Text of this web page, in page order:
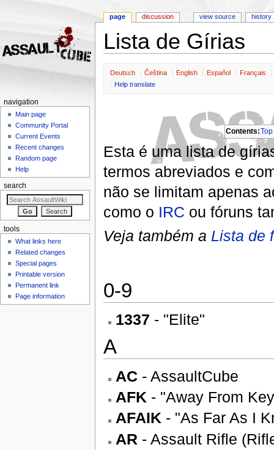
Lista de Gírias
Deutsch Čeština English Español
Français
Help translate
Contents:Top
Esta é uma lista de
termos abreviados e
não se limitam apenas
como o IRC ou fóruns
Veja também a Lista de
0-9
1337 - "Elite"
A
AC- AssaultCube
AFK - "Away From
AFAIK - "As Far As I
AR - Assault Rifle
page discussion view source history
navigation
Main page
Community Portal
Current Events
Recent changes
Random page
Help
search
tools
What links here
Related changes
Special pages
Printable version
Permanent link
Page information